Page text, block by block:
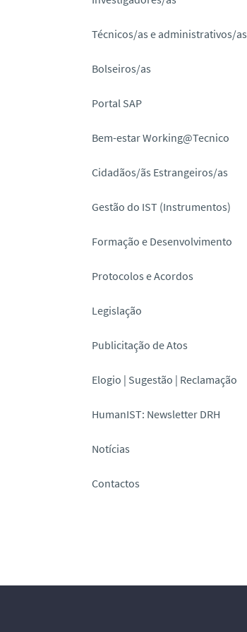
Técnicos/as e administrativos/as
Bolseiros/as
Portal SAP
Bem-estar Working@Tecnico
Cidadãos/ãs Estrangeiros/as
Gestão do IST (Instrumentos)
Formação e Desenvolvimento
Protocolos e Acordos
Legislação
Publicitação de Atos
Elogio | Sugestão | Reclamação
HumanIST: Newsletter DRH
Notícias
Contactos